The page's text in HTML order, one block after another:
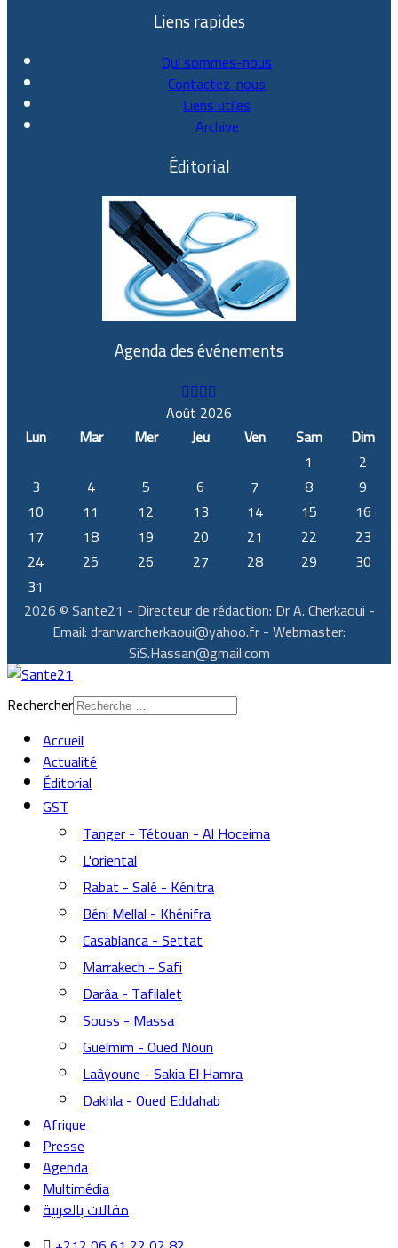
Liens rapides
Qui sommes-nous
Contactez-nous
Liens utiles
Archive
Éditorial
Agenda des événements
Août 2026
Lun
Mar Mer Jeu Ven Sam
Dim
1
2
3
4 5 6 7 8
9
10
11 12 13 14 15
16
17
18 19 20 21 22
23
24
25 26 27 28 29
30
31
2026 © Sante21 - Directeur de rédaction: Dr A. Cherkaoui -
Email: dranwarcherkaoui@yahoo.fr - Webmaster:
SiS.Hassan@gmail.com
Rechercher
Accueil
Actualité
Éditorial
GST
Tanger - Tétouan - Al Hoceima
L'oriental
Rabat - Salé - Kénitra
Béni Mellal - Khénifra
Casablanca - Settat
Marrakech - Safi
Darâa - Tafilalet
Souss - Massa
Guelmim - Oued Noun
Laâyoune - Sakia El Hamra
Dakhla - Oued Eddahab
Afrique
Presse
Agenda
Multimédia
مقالات بالعربية